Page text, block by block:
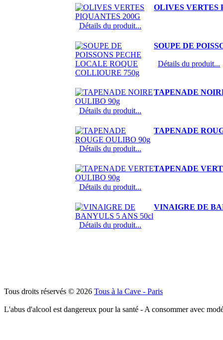
OLIVES VERTES
Détails du produit...
SOUPE DE
Détails du produit...
TAPENADE
Détails du produit...
TAPENADE
Détails du produit...
TAPENADE
Détails du produit...
VINAIGRE DE
Détails du produit...
Tous droits réservés © 2026 Tous à la Cave - Paris
L'abus d'alcool est dangereux pour la santé - A consommer avec